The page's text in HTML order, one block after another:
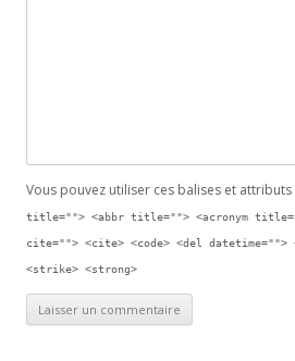
Vous pouvez utiliser ces balises et attributs
title=""> <abbr title=""> <acronym
cite=""> <cite> <code> <del datetime="">
<strike> <strong>